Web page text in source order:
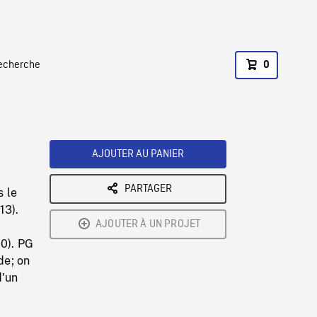
0
le
PG
on
AJOUTER AU PANIER
PARTAGER
AJOUTER À UN PROJET